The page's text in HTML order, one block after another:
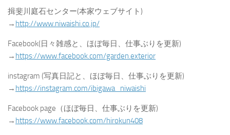
揖斐川庭石センター(本家ウェブサイト)
→ http://www.niwaishi.co.jp/
Facebook(日々雑感と、ほぼ毎日、仕事ぶりを更新)
→ https://www.facebook.com/garden.exterior
instagram (写真日記と、ほぼ毎日、仕事ぶりを更新)
→ https://instagram.com/ibigawa_niwaishi
Facebook page（ほぼ毎日、仕事ぶりを更新)
→ https://www.facebook.com/hirokun408